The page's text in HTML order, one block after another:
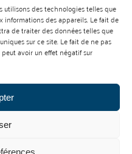
utilisons des technologies telles que
informations des appareils. Le fait de
de traiter des données telles que
sur ce site. Le fait de ne pas
avoir un effet négatif sur
SUR LOIRE
01 07